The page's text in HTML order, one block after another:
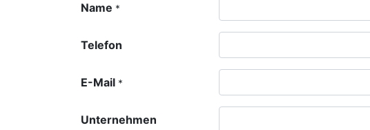
Name *
Telefon
E-Mail *
Unternehmen